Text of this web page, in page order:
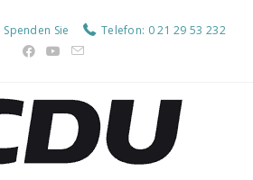
Spenden Sie Telefon: 0 21 29 53 232